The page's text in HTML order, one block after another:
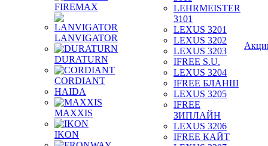
FIREMAX
LANVIGATOR
DURATURN
CORDIANT
HAIDA
MAXXIS
IKON
LEHRMEISTER
3101
LEXUS 3201
LEXUS 3202
LEXUS 3203
IFREE S.U.
LEXUS 3204
IFREE БЛАНШ
LEXUS 3205
IFREE
ЗИПЛАЙН
LEXUS 3206
IFREE КАЙТ